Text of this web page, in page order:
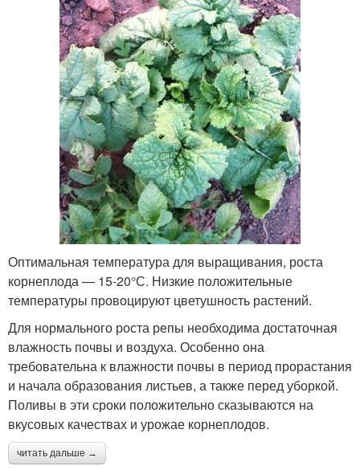
Оптимальная температура для выращивания, роста
корнеплода — 15-20°С. Низкие положительные
температуры провоцируют цветушность растений.
Для нормального роста репы необходима достаточная
влажность почвы и воздуха. Особенно она
требовательна к влажности почвы в период прорастания
и начала образования листьев, а также перед уборкой.
Поливы в эти сроки положительно сказываются на
вкусовых качествах и урожае корнеплодов.
читать дальше →